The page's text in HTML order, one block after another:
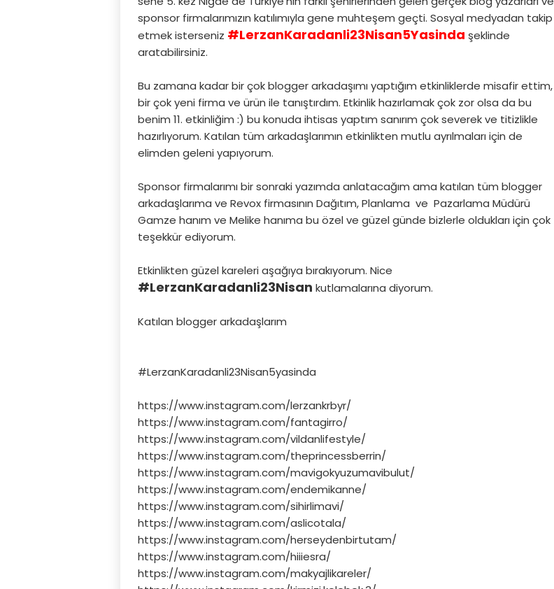
sponsor firmalarımızın katılımıyla gene muhteşem geçti. Sosyal medyadan takip
etmek isterseniz #LerzanKaradanli23Nisan5Yasinda şeklinde
aratabilirsiniz.
Bu zamana kadar bir çok blogger arkadaşımı yaptığım etkinliklerde misafir ettim,
bir çok yeni firma ve ürün ile tanıştırdım. Etkinlik hazırlamak çok zor olsa da bu
benim 11. etkinliğim :) bu konuda ihtisas yaptım sanırım çok severek ve titizlikle
hazırlıyorum. Katılan tüm arkadaşlarımın etkinlikten mutlu ayrılmaları için de
elimden geleni yapıyorum.
Sponsor firmalarımı bir sonraki yazımda anlatacağım ama katılan tüm blogger
arkadaşlarıma ve Revox firmasının Dağıtım, Planlama ve Pazarlama Müdürü
Gamze hanım ve Melike hanıma bu özel ve güzel günde bizlerle oldukları için çok
teşekkür ediyorum.
Etkinlikten güzel kareleri aşağıya bırakıyorum. Nice
#LerzanKaradanli23Nisan kutlamalarına diyorum.
Katılan blogger arkadaşlarım
#LerzanKaradanli23Nisan5yasinda
https://www.instagram.com/lerzankrbyr/
https://www.instagram.com/fantagirro/
https://www.instagram.com/vildanlifestyle/
https://www.instagram.com/theprincessberrin/
https://www.instagram.com/mavigokyuzumavibulut/
https://www.instagram.com/endemikanne/
https://www.instagram.com/sihirlimavi/
https://www.instagram.com/aslicotala/
https://www.instagram.com/herseydenbirtutam/
https://www.instagram.com/hiiiesra/
https://www.instagram.com/makyajlikareler/